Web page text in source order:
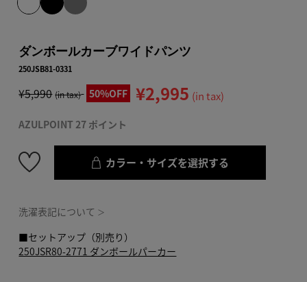
ダンボールカーブワイドパンツ
250JSB81-0331
¥5,990 (in tax) 50%OFF ¥2,995 (in tax)
AZULPOINT 27 ポイント
カラー・サイズを選択する
洗濯表記について ＞
■セットアップ（別売り）
250JSR80-2771 ダンボールパーカー